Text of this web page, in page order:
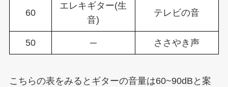
60
エレキギター(生
音)
テレビの音
50 ─ ささやき声
こちらの表をみるとギターの音量は60~90dBと案